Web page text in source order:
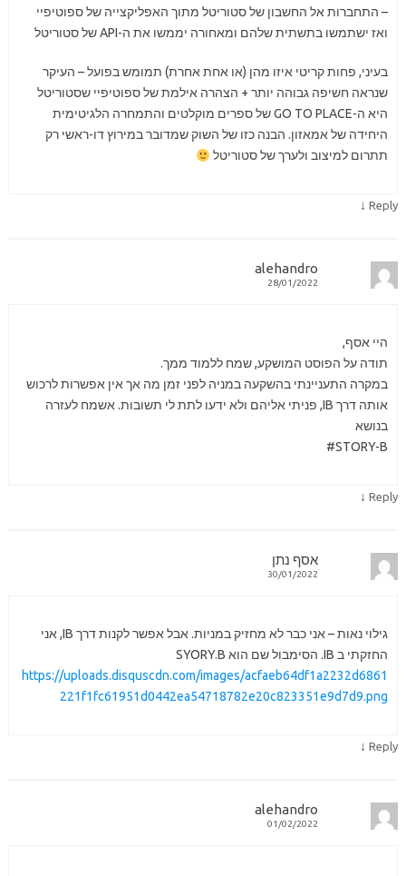
– התחברות אל החשבון של סטוריטל מתוך האפליקצייה של ספוטיפיי
ואז ישתמשו בתשתית שלהם ומאחורה יממשו את ה-API של סטוריטל
בעיני, פחות קריטי איזו מהן (או אחת אחרת) תמומש בפועל – העיקר
שנראה חשיפה גבוהה יותר + הצהרה אילמת של ספוטיפיי שסטוריטל
היא ה-GO TO PLACE של ספרים מוקלטים והתמחרה הלגיטימית
היחידה של אמאזון. הבנה כזו של השוק שמדובר במירוץ דו-ראשי רק
תתרום למיצוב ולערך של סטוריטל
Reply
↓
alehandro
28/01/2022
היי אסף,
תודה על הפוסט המושקע, שמח ללמוד ממך.
במקרה התעניינתי בהשקעה במניה לפני זמן מה אך אין אפשרות לרכוש
אותה דרך IB, פניתי אליהם ולא ידעו לתת לי תשובות. אשמח לעזרה
בנושא
STORY-B#
Reply
↓
אסף נתן
30/01/2022
גילוי נאות – אני כבר לא מחזיק במניות. אבל אפשר לקנות דרך IB, אני
החזקתי ב IB. הסימבול שם הוא SYORY.B
https://uploads.disquscdn.com/images/acfaeb64df1a2232d6861
221f1fc61951d0442ea54718782e20c823351e9d7d9.png
Reply
↓
alehandro
01/02/2022